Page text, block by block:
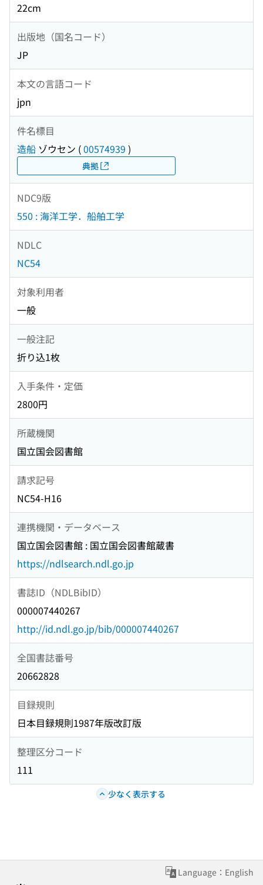
22cm
出版地（国名コード）
JP
本文の言語コード
jpn
件名標目
造船 ゾウセン (00574939 )
典拠
NDC9版
550 : 海洋工学．船舶工学
NDLC
NC54
対象利用者
一般
一般注記
折り込1枚
入手条件・定価
2800円
所蔵機関
国立国会図書館
請求記号
NC54-H16
連携機関・データベース
国立国会図書館 : 国立国会図書館蔵書
https://ndlsearch.ndl.go.jp
書誌ID（NDLBibID）
000007440267
http://id.ndl.go.jp/bib/000007440267
全国書誌番号
20662828
目録規則
日本目録規則1987年版改訂版
整理区分コード
111
少なく表示する
Language：English